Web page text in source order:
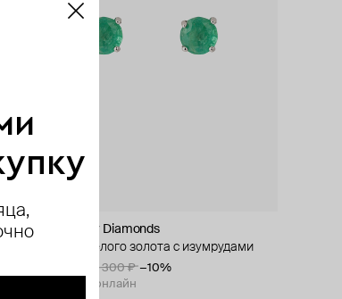
Herald Percy Diamonds
серьги из белого золота с изумрудами
42 300 ₽ −10%
при оплате онлайн